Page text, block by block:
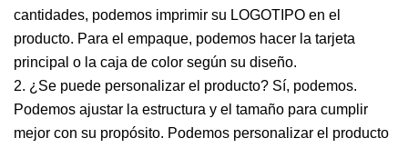
cantidades, podemos imprimir su LOGOTIPO en el
producto. Para el empaque, podemos hacer la tarjeta
principal o la caja de color según su diseño.
2. ¿Se puede personalizar el producto? Sí, podemos.
Podemos ajustar la estructura y el tamaño para cumplir
mejor con su propósito. Podemos personalizar el producto